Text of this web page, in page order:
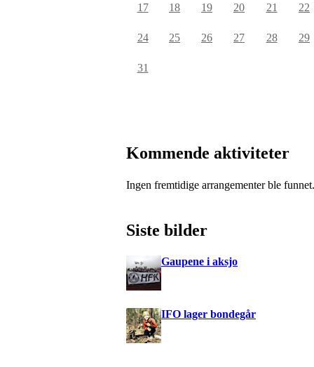
17 18 19 20 21 22
24 25 26 27 28 29
31
Kommende aktiviteter
Ingen fremtidige arrangementer ble funnet.
Siste bilder
Gaupene i aksjo
IFO lager bondegår